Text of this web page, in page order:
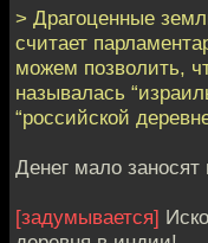
> Драгоценные
считает
можем позволить,
называлась
“российской
Денег мало заносят
[задумывается]